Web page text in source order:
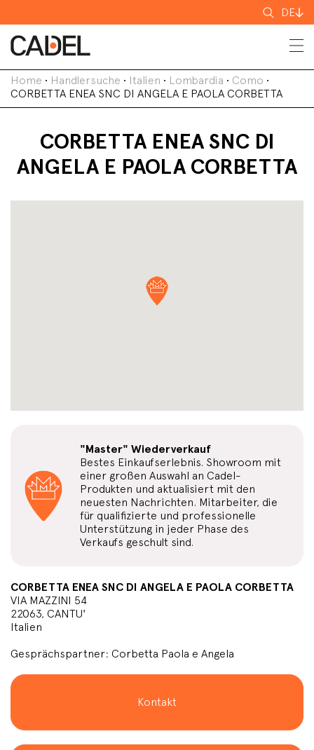
Suchen
nach
DE
Home • Handlersuche • Italien • Lombardia • Como •
CORBETTA ENEA SNC DI ANGELA E PAOLA CORBETTA
CORBETTA ENEA SNC DI
ANGELA E PAOLA CORBETTA
"Master" Wiederverkauf
Bestes Einkaufserlebnis. Showroom mit
einer großen Auswahl an Cadel-
Produkten und aktualisiert mit den
neuesten Nachrichten. Mitarbeiter, die
für qualifizierte und professionelle
Unterstützung in jeder Phase des
Verkaufs geschult sind.
CORBETTA ENEA SNC DI ANGELA E PAOLA CORBETTA
VIA MAZZINI 54
22063, CANTU'
Italien
Gesprächspartner: Corbetta Paola e Angela
Kontakt